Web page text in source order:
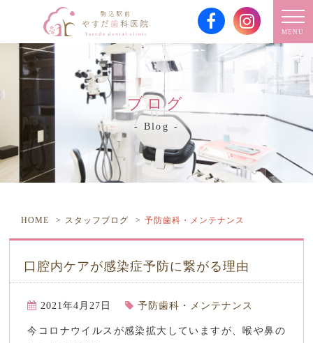
MENU
ブログ
Blog
HOME スタッフブログ 予防歯科・メンテナンス
口腔内ケアが感染症予防に繋がる理由
2021年4月27日 予防歯科・メンテナンス
今コロナウイルスが感染拡大していますが、喉や鼻の